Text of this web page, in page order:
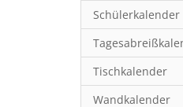
Schülerkalender
Tischkalender
Wandkalender